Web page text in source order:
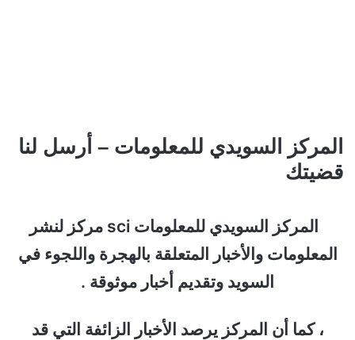
المركز السويدي للمعلومات – أرسل لنا
قضيتك
المركز السويدي للمعلومات sci مركز لنشر
المعلومات والأخبار المتعلقة بالهجرة واللجوء في
السويد وتقديم أخبار موثوقة .
، كما أن المركز يرصد الأخبار الزائفة التي قد